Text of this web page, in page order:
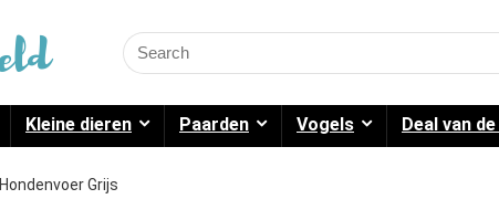
Search
for:
Kleine dieren Paarden Vogels Deal van
Hondenvoer Grijs